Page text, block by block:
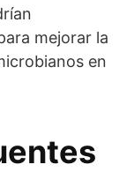
mejorar la
en